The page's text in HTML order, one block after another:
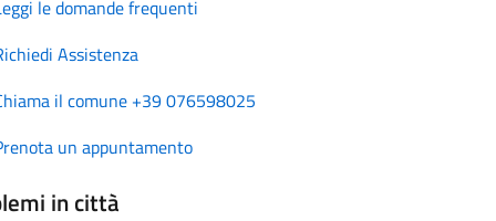
le domande frequenti
Assistenza
il comune +39 076598025
un appuntamento
in città